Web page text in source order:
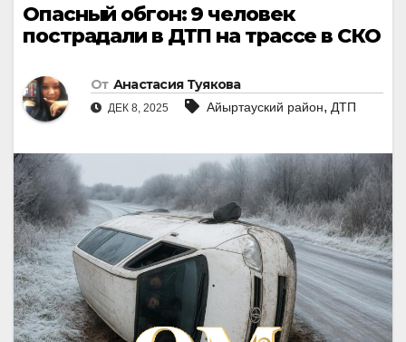
Опасный обгон: 9 человек
пострадали в ДТП на трассе в СКО
От Анастасия Туякова
ДЕК 8, 2025 Айыртауский район, ДТП